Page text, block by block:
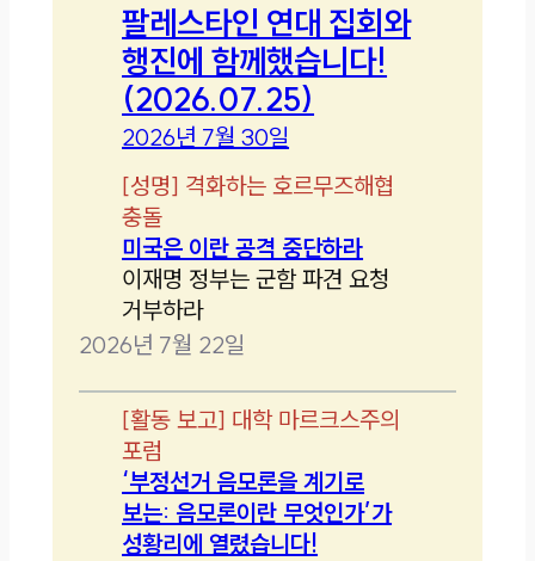
팔레스타인 연대 집회와
행진에 함께했습니다!
(2026.07.25)
2026년 7월 30일
[성명] 격화하는 호르무즈해협
충돌
미국은 이란 공격 중단하라
이재명 정부는 군함 파견 요청
거부하라
2026년 7월 22일
[활동 보고] 대학 마르크스주의
포럼
‘부정선거 음모론을 계기로
보는: 음모론이란 무엇인가’가
성황리에 열렸습니다!